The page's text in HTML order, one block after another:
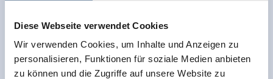
Diese Webseite verwendet Cookies
Wir verwenden Cookies, um Inhalte und Anzeigen zu
personalisieren, Funktionen für soziale Medien anbieten
zu können und die Zugriffe auf unsere Website zu